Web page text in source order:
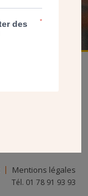
Mentions légales
Tél. 01 78 91 93 93
des
*